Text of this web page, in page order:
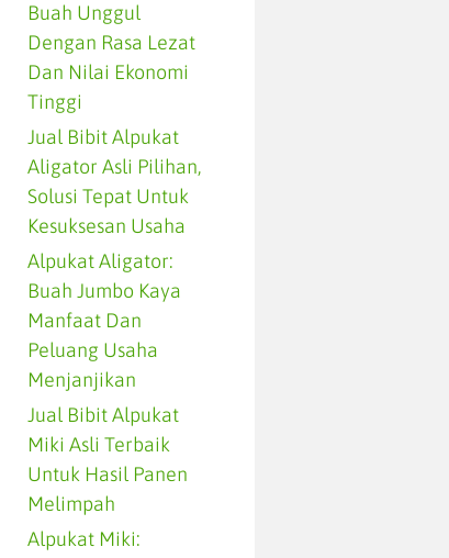
Buah Unggul
Dengan Rasa Lezat
Dan Nilai Ekonomi
Tinggi
Jual Bibit Alpukat
Aligator Asli Pilihan,
Solusi Tepat Untuk
Kesuksesan Usaha
Alpukat Aligator:
Buah Jumbo Kaya
Manfaat Dan
Peluang Usaha
Menjanjikan
Jual Bibit Alpukat
Miki Asli Terbaik
Untuk Hasil Panen
Melimpah
Alpukat Miki: